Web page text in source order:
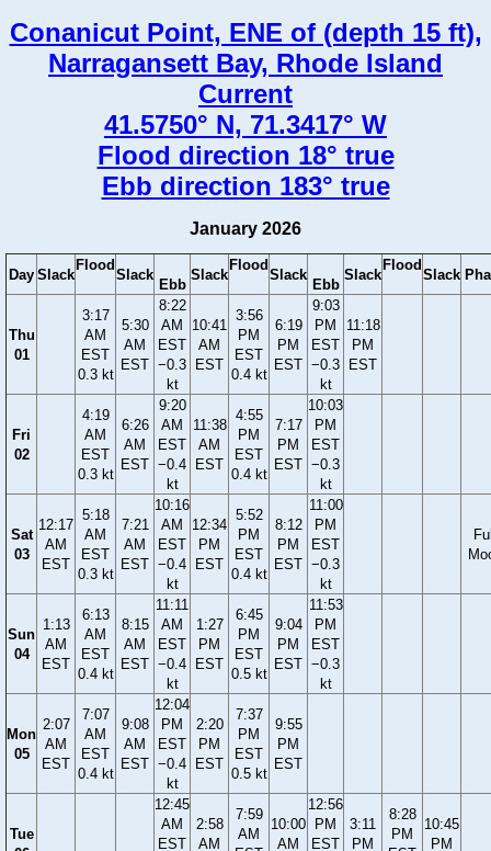
Conanicut Point, ENE of (depth 15 ft),
Narragansett Bay, Rhode Island
Current
41.5750° N, 71.3417° W
Flood direction 18° true
Ebb direction 183° true
January 2026
Day Slack
Flood
Slack
Ebb
Slack
Flood
Slack
Ebb
Slack
Flood
Slack
Thu
01
3:17
AM
EST
0.3 kt
5:30
AM
EST
8:22
AM
EST
−0.3
kt
10:41
AM
EST
3:56
PM
EST
0.4 kt
6:19
PM
EST
9:03
PM
EST
−0.3
kt
11:18
PM
EST
Fri
02
4:19
AM
EST
0.3 kt
6:26
AM
EST
9:20
AM
EST
−0.4
kt
11:38
AM
EST
4:55
PM
EST
0.4 kt
7:17
PM
EST
10:03
PM
EST
−0.3
kt
Sat
03
12:17
AM
EST
5:18
AM
EST
0.3 kt
7:21
AM
EST
10:16
AM
EST
−0.4
kt
12:34
PM
EST
5:52
PM
EST
0.4 kt
8:12
PM
EST
11:00
PM
EST
−0.3
kt
Sun
04
1:13
AM
EST
6:13
AM
EST
0.4 kt
8:15
AM
EST
11:11
AM
EST
−0.4
kt
1:27
PM
EST
6:45
PM
EST
0.5 kt
9:04
PM
EST
11:53
PM
EST
−0.3
kt
Mon
05
2:07
AM
EST
7:07
AM
EST
0.4 kt
9:08
AM
EST
12:04
PM
EST
−0.4
kt
2:20
PM
EST
7:37
PM
EST
0.5 kt
9:55
PM
EST
Tue
12:45
AM
EST
2:58
AM
7:59
AM
10:00
AM
12:56
PM
EST
3:11
PM
8:28
PM
10:45
PM